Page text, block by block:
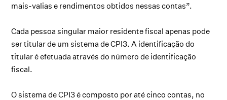
mais-valias e rendimentos obtidos nessas contas”.
Cada pessoa singular maior residente fiscal apenas pode
ser titular de um sistema de CPI3. A identificação do
titular é efetuada através do número de identificação
fiscal.
O sistema de CPI3 é composto por até cinco contas, no